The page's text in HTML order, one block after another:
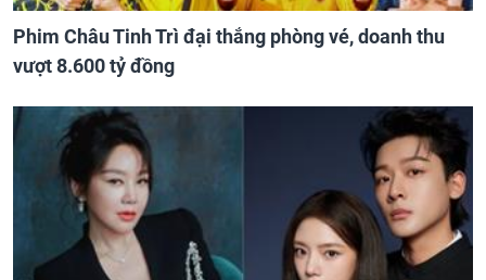
Phim Châu Tinh Trì đại thắng phòng vé, doanh thu
vượt 8.600 tỷ đồng